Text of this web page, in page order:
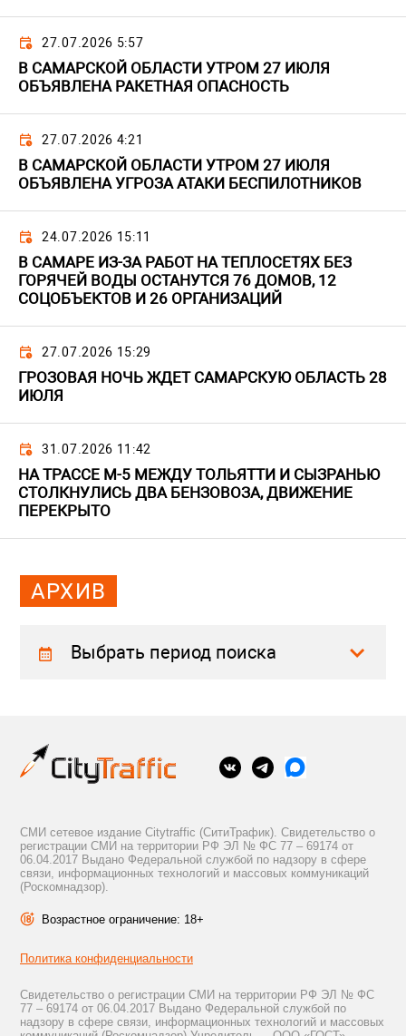
27.07.2026 5:57
В САМАРСКОЙ ОБЛАСТИ УТРОМ 27 ИЮЛЯ
ОБЪЯВЛЕНА РАКЕТНАЯ ОПАСНОСТЬ
27.07.2026 4:21
В САМАРСКОЙ ОБЛАСТИ УТРОМ 27 ИЮЛЯ
ОБЪЯВЛЕНА УГРОЗА АТАКИ БЕСПИЛОТНИКОВ
24.07.2026 15:11
В САМАРЕ ИЗ-ЗА РАБОТ НА ТЕПЛОСЕТЯХ БЕЗ
ГОРЯЧЕЙ ВОДЫ ОСТАНУТСЯ 76 ДОМОВ, 12
СОЦОБЪЕКТОВ И 26 ОРГАНИЗАЦИЙ
27.07.2026 15:29
ГРОЗОВАЯ НОЧЬ ЖДЕТ САМАРСКУЮ ОБЛАСТЬ 28
ИЮЛЯ
31.07.2026 11:42
НА ТРАССЕ М-5 МЕЖДУ ТОЛЬЯТТИ И СЫЗРАНЬЮ
СТОЛКНУЛИСЬ ДВА БЕНЗОВОЗА, ДВИЖЕНИЕ
ПЕРЕКРЫТО
АРХИВ
Выбрать период поиска
СМИ сетевое издание Citytraffic (СитиТрафик). Свидетельство о
регистрации СМИ на территории РФ ЭЛ № ФС 77 – 69174 от
06.04.2017 Выдано Федеральной службой по надзору в сфере
связи, информационных технологий и массовых коммуникаций
(Роскомнадзор).
Возрастное ограничение: 18+
Политика конфиденциальности
Свидетельство о регистрации СМИ на территории РФ ЭЛ № ФС
77 – 69174 от 06.04.2017 Выдано Федеральной службой по
надзору в сфере связи, информационных технологий и массовых